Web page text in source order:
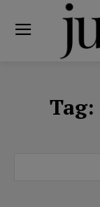
Tag: